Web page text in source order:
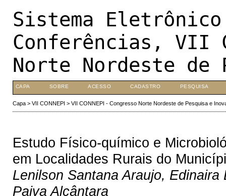
Sistema
Conferências, VII
Norte Nordeste de
CAPA SOBRE ACESSO CADASTRO PESQUISA
Capa> VII CONNEPI > VII CONNEPI - Congresso Norte Nordeste de Pesquisa e
Estudo Físico-químico e
em Localidades Rurais do
Lenilson Santana Araujo,
Paiva Alcântara